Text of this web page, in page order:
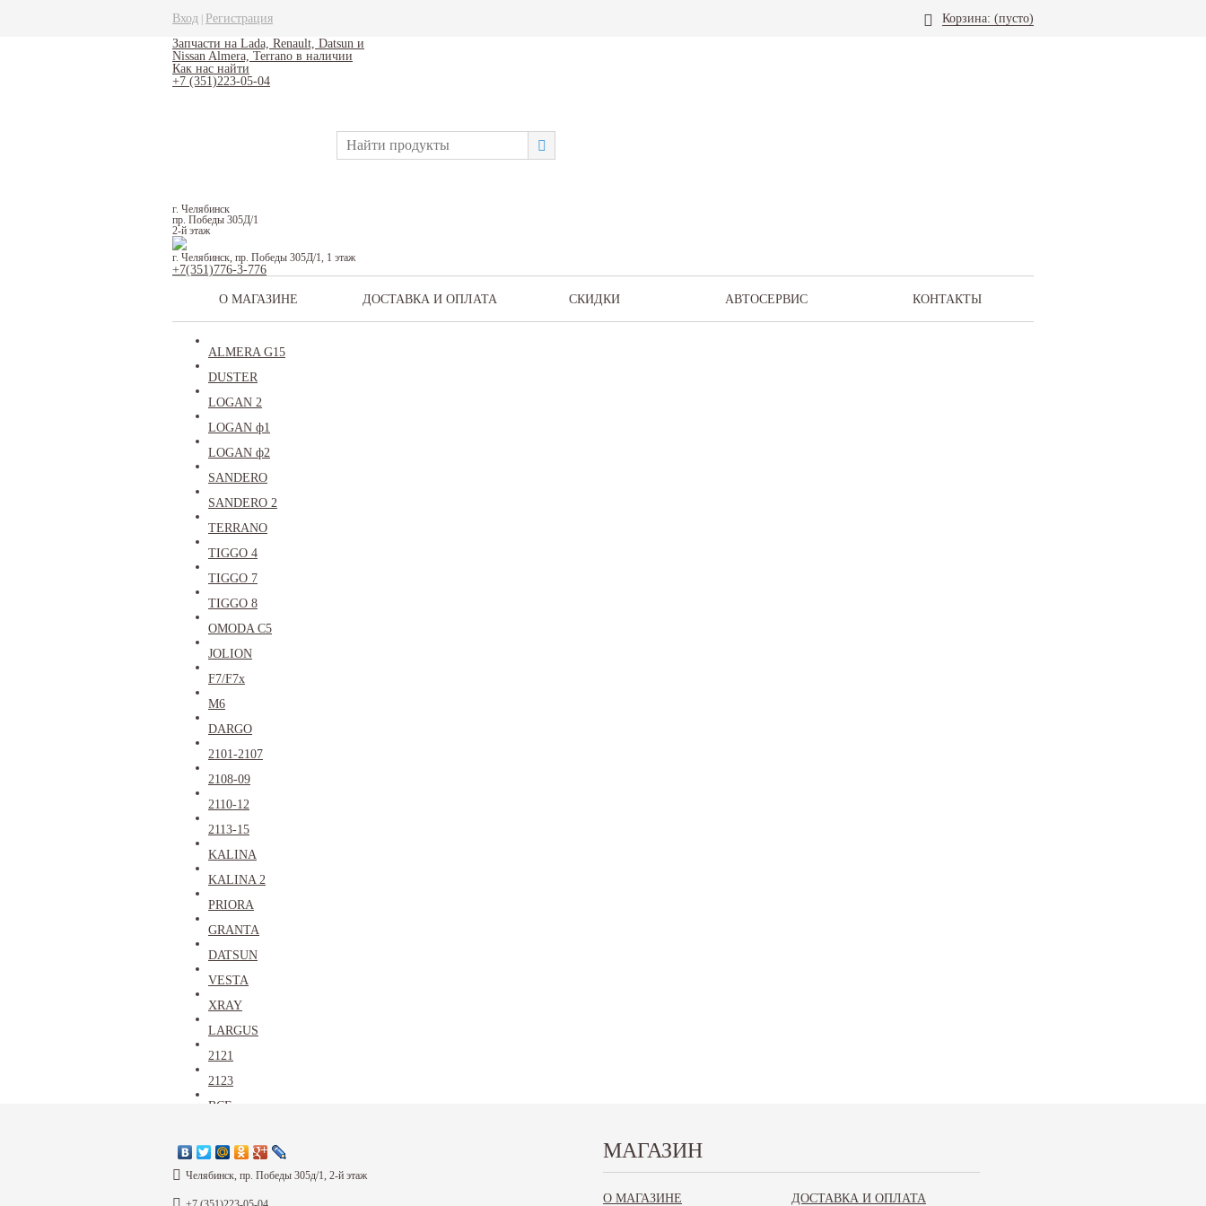
Вход Регистрация Корзина: (пусто)
Запчасти на Lada, Renault, Datsun и
Nissan Almera, Terrano в наличии
Как нас найти
+7 (351)223-05-04
г. Челябинск
пр. Победы 305Д/1
2-й этаж
г. Челябинск, пр. Победы 305Д/1, 1 этаж
+7(351)776-3-776
О МАГАЗИНЕ ДОСТАВКА И ОПЛАТА СКИДКИ АВТОСЕРВИС КОНТАКТЫ
ALMERA G15
DUSTER
LOGAN 2
LOGAN ф1
LOGAN ф2
SANDERO
SANDERO 2
TERRANO
TIGGO 4
TIGGO 7
TIGGO 8
OMODA C5
JOLION
F7/F7x
M6
DARGO
2101-2107
2108-09
2110-12
2113-15
KALINA
KALINA 2
PRIORA
GRANTA
DATSUN
VESTA
XRAY
LARGUS
2121
2123
ВСЕ
Каталог
Челябинск, пр. Победы 305д/1, 2-й этаж
МАГАЗИН
О МАГАЗИНЕ ДОСТАВКА И ОПЛАТА